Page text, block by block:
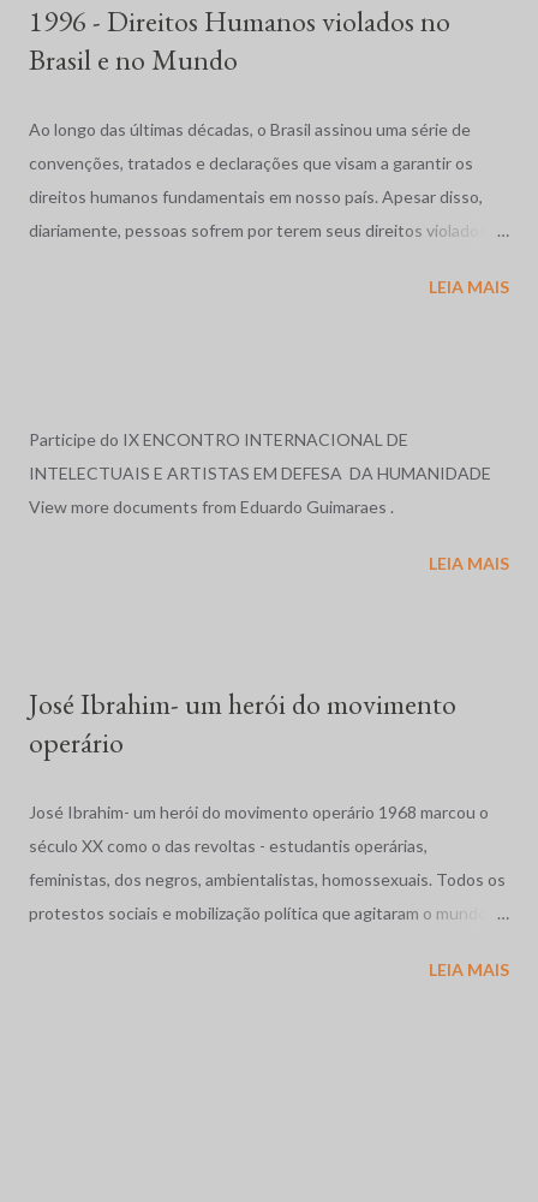
1996 - Direitos Humanos violados no
Brasil e no Mundo
Ao longo das últimas décadas, o Brasil assinou uma série de
convenções, tratados e declarações que visam a garantir os
direitos humanos fundamentais em nosso país. Apesar disso,
diariamente, pessoas sofrem por terem seus direitos violados.
anualmente, publica uma reportagem sobre a situação dos
direitos humanos em diversos países do mundo, e cujos relatos
sobre o Brasil, nos anos de 1996 e 1997, serviram de base para o
Brasil, foi marcado por massacres, violência rural e urbana, más
LEIA MAIS
Participe do IX ENCONTRO INTERNACIONAL DE
INTELECTUAIS E ARTISTAS EM DEFESA DA HUMANIDADE
View more documents from Eduardo Guimaraes .
LEIA MAIS
José Ibrahim- um herói do movimento
operário
José Ibrahim- um herói do movimento operário 1968 marcou o
século XX como o das revoltas - estudantis operárias,
feministas, dos negros, ambientalistas, homossexuais. Todos os
protestos sociais e mobilização política que agitaram o mundo
massacre dos estudantes na México, a guerra no Vietnã se
LEIA MAIS